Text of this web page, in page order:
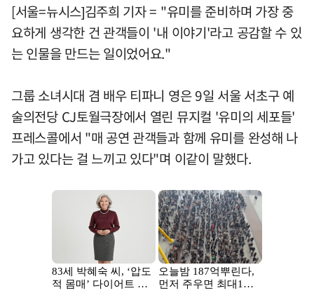
[서울=뉴시스]김주희 기자 = "유미를 준비하며 가장 중
요하게 생각한 건 관객들이 '내 이야기'라고 공감할 수 있
는 인물을 만드는 일이었어요."
그룹 소녀시대 겸 배우 티파니 영은 9일 서울 서초구 예
술의전당 CJ토월극장에서 열린 뮤지컬 '유미의 세포들'
프레스콜에서 "매 공연 관객들과 함께 유미를 완성해 나
가고 있다는 걸 느끼고 있다"며 이같이 말했다.